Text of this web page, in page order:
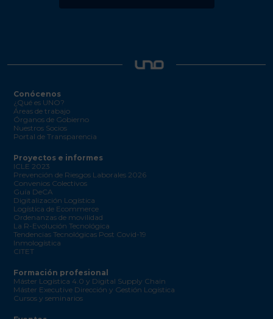
Conócenos
¿Qué es UNO?
Áreas de trabajo
Órganos de Gobierno
Nuestros Socios
Portal de Transparencia
Proyectos e informes
ICLE 2023
Prevención de Riesgos Laborales 2026
Convenios Colectivos
Guía DeCA
Digitalización Logística
Logística de Ecommerce
Ordenanzas de movilidad
La R-Evolución Tecnológica
Tendencias Tecnológicas Post Covid-19
Inmologística
CITET
Formación profesional
Máster Logística 4.0 y Digital Supply Chain
Máster Executive Dirección y Gestión Logística
Cursos y seminarios